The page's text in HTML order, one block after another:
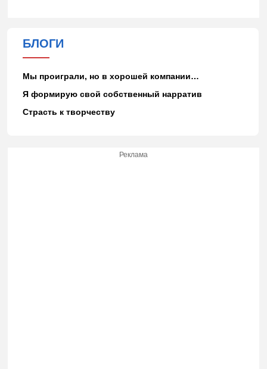
БЛОГИ
Мы проиграли, но в хорошей компании…
Я формирую свой собственный нарратив
Страсть к творчеству
Реклама